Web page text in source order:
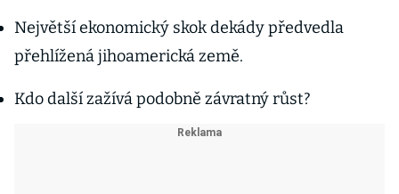
Největší ekonomický skok dekády předvedla
přehlížená jihoamerická země.
Kdo další zažívá podobně závratný růst?